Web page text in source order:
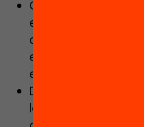
Connectar el
el formal i no
col•laboració
especialment amb
educatius.
Desenvolupar el
la comunitat,